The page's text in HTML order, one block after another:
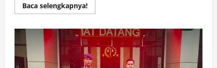
Baca selengkapnya!Read
more
Law
Suit
di
PN
Palangka